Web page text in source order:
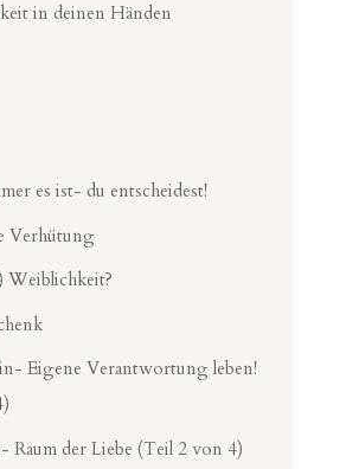
in deinen Händen
es ist- du entscheidest!
Verhütung
Weiblichkeit?
Eigene Verantwortung leben!
Raum der Liebe (Teil 2 von 4)